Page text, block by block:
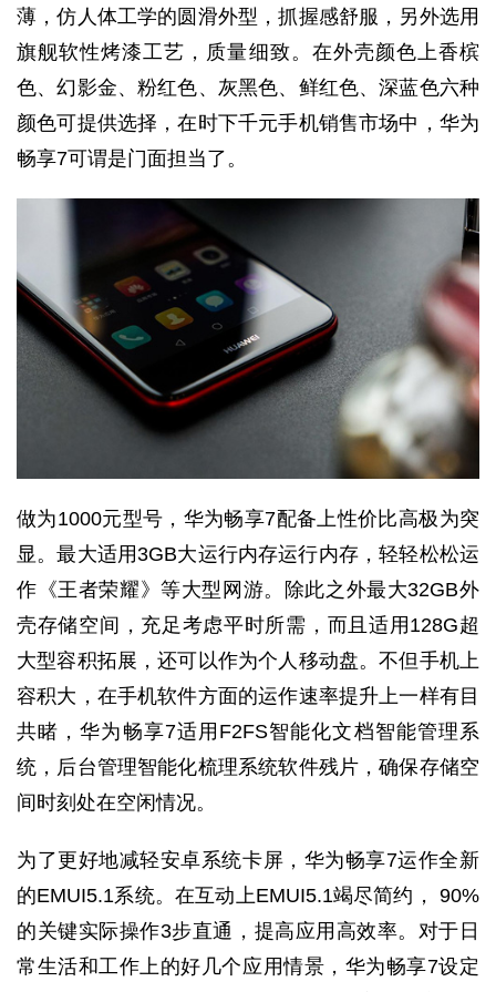
薄，仿人体工学的圆滑外型，抓握感舒服，另外选用
旗舰软性烤漆工艺，质量细致。在外壳颜色上香槟
色、幻影金、粉红色、灰黑色、鲜红色、深蓝色六种
颜色可提供选择，在时下千元手机销售市场中，华为
畅享7可谓是门面担当了。
做为1000元型号，华为畅享7配备上性价比高极为突
显。最大适用3GB大运行内存运行内存，轻轻松松运
作《王者荣耀》等大型网游。除此之外最大32GB外
壳存储空间，充足考虑平时所需，而且适用128G超
大型容积拓展，还可以作为个人移动盘。不但手机上
容积大，在手机软件方面的运作速率提升上一样有目
共睹，华为畅享7适用F2FS智能化文档智能管理系
统，后台管理智能化梳理系统软件残片，确保存储空
间时刻处在空闲情况。
为了更好地减轻安卓系统卡屏，华为畅享7运作全新
的EMUI5.1系统。在互动上EMUI5.1竭尽简约， 90%
的关键实际操作3步直通，提高应用高效率。对于日
常生活和工作上的好几个应用情景，华为畅享7设定